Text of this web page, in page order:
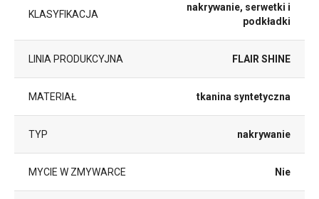
KLASYFIKACJA
nakrywanie, serwetki i
podkładki
LINIA PRODUKCYJNA FLAIR SHINE
MATERIAŁ tkanina syntetyczna
TYP nakrywanie
MYCIE W ZMYWARCE Nie